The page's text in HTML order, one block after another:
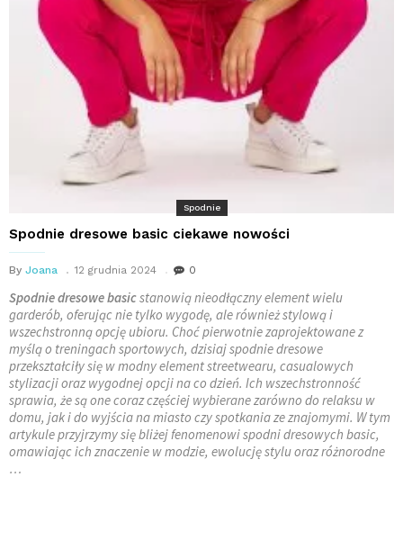
Spodnie
Spodnie dresowe basic ciekawe nowości
By Joana 12 grudnia 2024 0
Spodnie dresowe basicstanowią nieodłączny element wielu
garderób, oferując nie tylko wygodę, ale również stylową i
wszechstronną opcję ubioru. Choć pierwotnie zaprojektowane z
myślą o treningach sportowych, dzisiaj spodnie dresowe
przekształciły się w modny element streetwearu, casualowych
stylizacji oraz wygodnej opcji na co dzień. Ich wszechstronność
sprawia, że są one coraz częściej wybierane zarówno do relaksu w
domu, jak i do wyjścia na miasto czy spotkania ze znajomymi. W tym
artykule przyjrzymy się bliżej fenomenowi spodni dresowych basic,
omawiając ich znaczenie w modzie, ewolucję stylu oraz różnorodne
…